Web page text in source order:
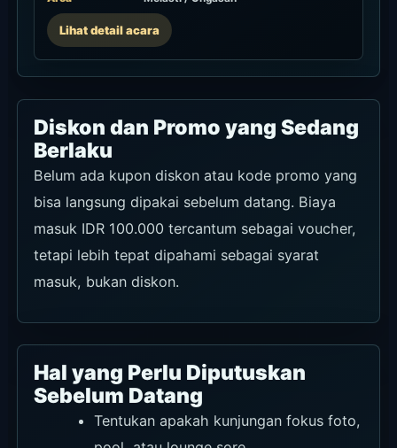
Lihat detail acara
Diskon dan Promo yang Sedang
Berlaku
Belum ada kupon diskon atau kode promo yang
bisa langsung dipakai sebelum datang. Biaya
masuk IDR 100.000 tercantum sebagai voucher,
tetapi lebih tepat dipahami sebagai syarat
masuk, bukan diskon.
Hal yang Perlu Diputuskan
Sebelum Datang
Tentukan apakah kunjungan fokus foto,